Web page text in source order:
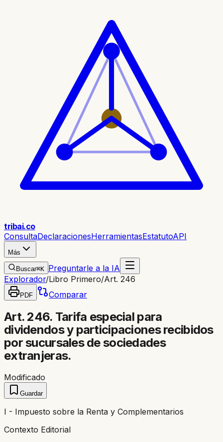
tribai.co
ConsultaDeclaracionesHerramientasEstatutoAPI
Más
Buscar⌘K Preguntarle a la IA
Explorador/Libro Primero/Art. 246
PDF Comparar
Art. 246. Tarifa especial para
dividendos y participaciones recibidos
por sucursales de sociedades
extranjeras.
Modificado
Guardar
I - Impuesto sobre la Renta y Complementarios
Contexto Editorial